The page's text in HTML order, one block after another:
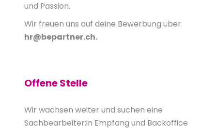
und Passion.
Wir freuen uns auf deine Bewerbung über
hr@bepartner.ch.
Offene Stelle
Wir wachsen weiter und suchen eine
Sachbearbeiter:in Empfang und Backoffice